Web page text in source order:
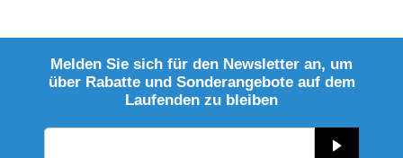
Melden Sie sich für den Newsletter an, um
über Rabatte und Sonderangebote auf dem
Laufenden zu bleiben